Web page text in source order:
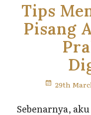
Tips
Pisang
29th
Sebenarnya,